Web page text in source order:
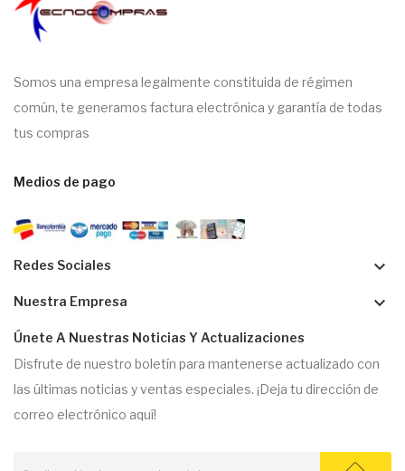
Somos una empresa legalmente constituida de régimen
común, te generamos factura electrónica y garantía de todas
tus compras
Medios de pago
Redes Sociales keyboard_arrow_down
Nuestra Empresa keyboard_arrow_down
Únete A Nuestras Noticias Y Actualizaciones
Disfrute de nuestro boletín para mantenerse actualizado con
las últimas noticias y ventas especiales. ¡Deja tu dirección de
correo electrónico aquí!